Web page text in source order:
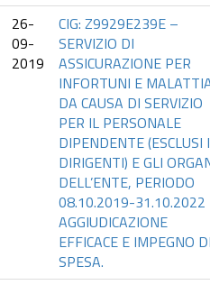
26-
09-
2019
CIG: Z9929E239E –
SERVIZIO DI
ASSICURAZIONE PER
INFORTUNI E
DA CAUSA DI SERVIZIO
PER IL PERSONALE
DIPENDENTE (ESCLUSI I
DIRIGENTI) E GLI
DELL’ENTE, PERIODO
08.10.2019-31.10.2022
AGGIUDICAZIONE
EFFICACE E IMPEGNO
SPESA.